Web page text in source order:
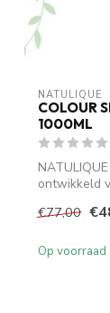
NATULIQUE
COLOUR
1000ML
ontwikkeld
€77,00
Op voorraad